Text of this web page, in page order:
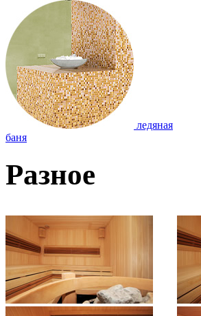
ледяная
баня
Разное